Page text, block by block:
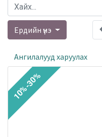
Ердийн үнэ
Ангилалууд харуулах
10%-30%